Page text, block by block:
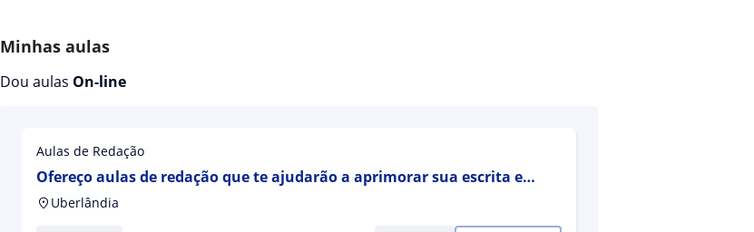
Minhas aulas
Dou aulas On-line
Aulas de Redação
Ofereço aulas de redação que te ajudarão a aprimorar sua escrita e
argumentação
Uberlândia